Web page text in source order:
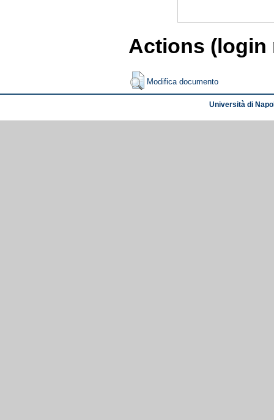
Actions (login
Modifica documento
Università di